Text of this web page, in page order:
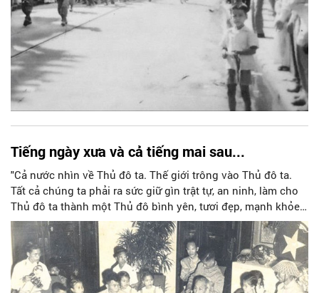
Tiếng ngày xưa và cả tiếng mai sau...
"Cả nước nhìn về Thủ đô ta. Thế giới trông vào Thủ đô ta.
Tất cả chúng ta phải ra sức giữ gìn trật tự, an ninh, làm cho
Thủ đô ta thành một Thủ đô bình yên, tươi đẹp, mạnh khỏe
cả về vật chất và tinh thần”. Đó là những lời tâm huyết mà
Chủ tịch Hồ Chí Minh đã nhắn gửi tới đồng bào Hà Nội trong
ngày tiếp quản Thủ đô 10/10/1954. Lời dặn của Người mùa
thu năm ấy cho đến nay vẫn còn vang vọng, như động lực
để Thủ đô Hà Nội không ngừng nỗ lực vươn xa.